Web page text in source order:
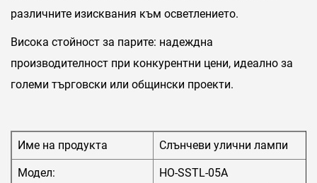
различните изисквания към осветлението.
Висока стойност за парите: надеждна
производителност при конкурентни цени, идеално за
големи търговски или общински проекти.
Име на продукта Слънчеви улични лампи
Модел: HO-SSTL-05A